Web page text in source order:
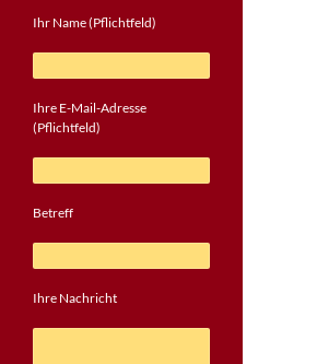
Ihr Name (Pflichtfeld)
Ihre E-Mail-Adresse
(Pflichtfeld)
Betreff
Bitte lasse dieses Feld leer.
Ihre Nachricht